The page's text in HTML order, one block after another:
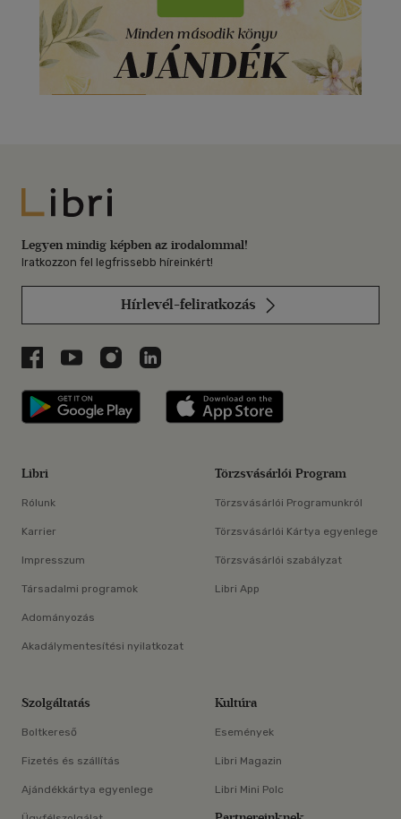
Libri
Legyen mindig képben az irodalommal!
Iratkozzon fel legfrissebb híreinkért!
Hírlevél-feliratkozás
Libri a Facebookon
Libri a Youtube-on
Libri az Instagramon
Libri a LinkedInen
Libri applikáció Szerezd meg: Google
Libri
Rólunk
Karrier
Impresszum
Társadalmi programok
Adományozás
Akadálymentesítési nyilatkozat
Törzsvásárlói Program
Törzsvásárlói Programunkról
Törzsvásárlói Kártya egyenlege
Törzsvásárlói szabályzat
Libri App
Szolgáltatás
Boltkereső
Fizetés és szállítás
Ajándékkártya egyenlege
Kultúra
Események
Libri Magazin
Libri Mini Polc